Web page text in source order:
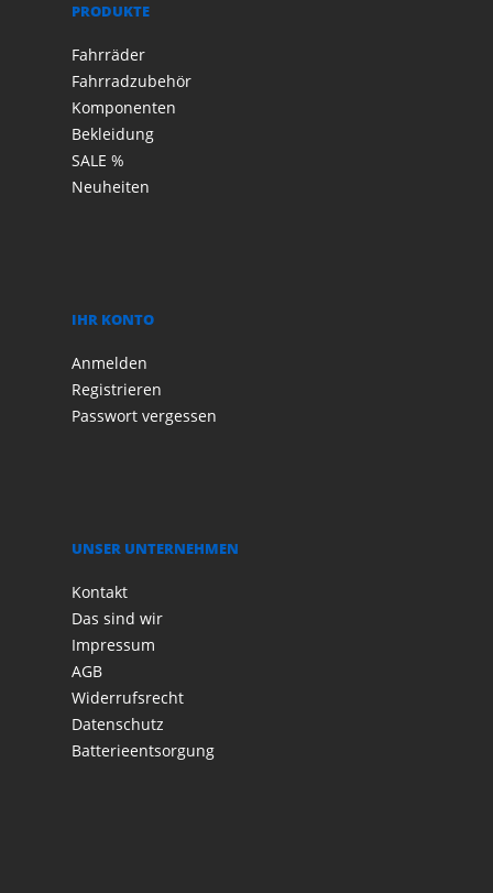
PRODUKTE
Fahrräder
Fahrradzubehör
Komponenten
Bekleidung
SALE %
Neuheiten
IHR KONTO
Anmelden
Registrieren
Passwort vergessen
UNSER UNTERNEHMEN
Kontakt
Das sind wir
Impressum
AGB
Widerrufsrecht
Datenschutz
Batterieentsorgung